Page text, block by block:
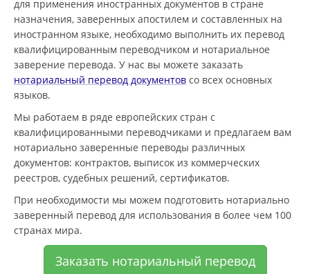
для применения иностранных документов в стране
назначения, заверенных апостилем и составленных на
иностранном языке, необходимо выполнить их перевод
квалифицированным переводчиком и нотариальное
заверение перевода. У нас вы можете заказать
нотариальный перевод документов со всех основных
языков.
Мы работаем в ряде европейских стран с
квалифицированными переводчиками и предлагаем вам
нотариально заверенные переводы различных
документов: контрактов, выписок из коммерческих
реестров, судебных решений, сертификатов.
При необходимости мы можем подготовить нотариально
заверенный перевод для использования в более чем 100
странах мира.
Заказать нотариальный перевод